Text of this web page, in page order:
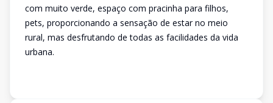
com muito verde, espaço com pracinha para filhos,
pets, proporcionando a sensação de estar no meio
rural, mas desfrutando de todas as facilidades da vida
urbana.